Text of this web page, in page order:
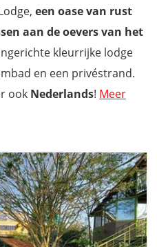
een oase van rust
aan de oevers van het
kleurrijke lodge
en een privéstrand.
ook Nederlands! Meer